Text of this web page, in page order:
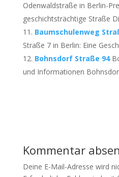
Odenwaldstraße in Berlin-
geschichtsträchtige Straße
Baumschulenweg
Straße 7 in Berlin: Eine
Bohnsdorf Straße 94
und Informationen
Kommentar
Deine E-Mail-Adresse wird